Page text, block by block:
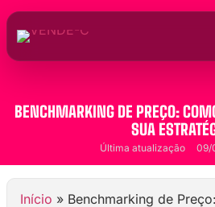
BENCHMARKING DE PREÇO:
SUA
Última atualização 09/
Início » Benchmarking de